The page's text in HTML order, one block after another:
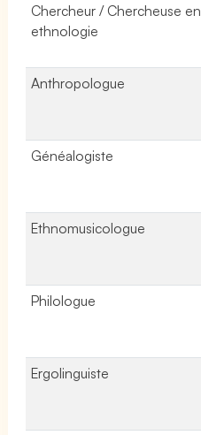
Chercheur / Chercheuse en
ethnologie
Anthropologue
Généalogiste
Ethnomusicologue
Philologue
Ergolinguiste